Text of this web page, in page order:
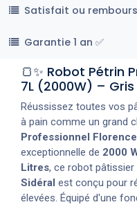
Satisfait ou
Garantie 1 an ✅
🍞✨ Robot Pétrin
7L (2000W) – Gris
Réussissez toutes vos
à pain comme un grand
Professionnel Florence
exceptionnelle de 2000
Litres, ce robot
Sidéral est conçu pour
élevées. Équipé d'une